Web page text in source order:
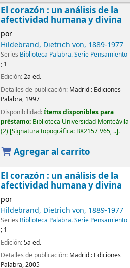
El corazón : un análisis de la
afectividad humana y divina
por
Hildebrand, Dietrich von, 1889-1977
Series Biblioteca Palabra. Serie Pensamiento
; 1
Edición:2a ed.
Detalles de publicación: Madrid : Ediciones
Palabra, 1997
Disponibilidad:Ítems disponibles para
préstamo: Biblioteca Universidad Monteávila
(2) Signatura topográfica: BX2157 V65, .. .
Agregar al carrito
El corazón : un análisis de la
afectividad humana y divina
por
Hildebrand, Dietrich von, 1889-1977
Series Biblioteca Palabra. Serie Pensamiento
; 1
Edición:5a ed.
Detalles de publicación: Madrid : Ediciones
Palabra,2005